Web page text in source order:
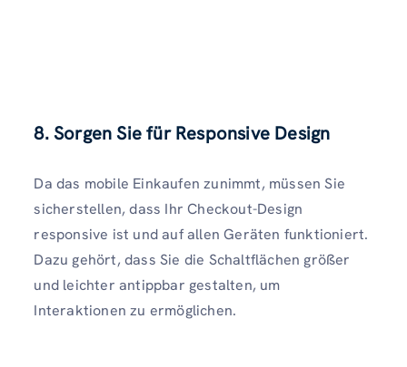
8. Sorgen Sie für Responsive Design
Da das mobile Einkaufen zunimmt, müssen Sie
sicherstellen, dass Ihr Checkout-Design
responsive ist und auf allen Geräten funktioniert.
Dazu gehört, dass Sie die Schaltflächen größer
und leichter antippbar gestalten, um
Interaktionen zu ermöglichen.